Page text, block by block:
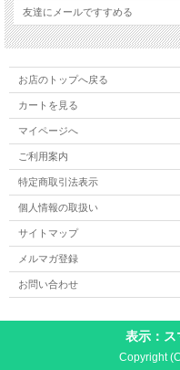
友達にメールですすめる
お店のトップへ戻る
カートを見る
マイページへ
ご利用案内
特定商取引法表示
個人情報の取扱い
サイトマップ
メルマガ登録
お問い合わせ
表示：ス
Copyright